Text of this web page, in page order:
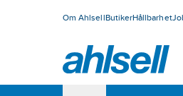
Om AhlsellButikerHållbarhet